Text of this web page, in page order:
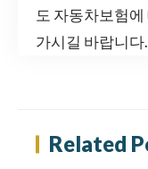
도 자동차보험
가시길 바랍니다.
Related